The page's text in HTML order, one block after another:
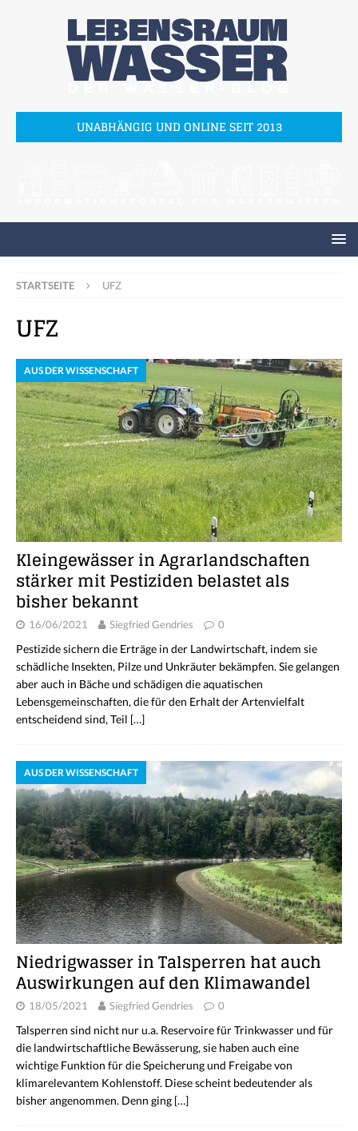
UNABHÄNGIG UND ONLINE SEIT 2013
STARTSEITE UFZ
UFZ
AUS DER WISSENSCHAFT
Kleingewässer in Agrarlandschaften
stärker mit Pestiziden belastet als
bisher bekannt
16/06/2021 Siegfried Gendries 0
Pestizide sichern die Erträge in der Landwirtschaft, indem sie
schädliche Insekten, Pilze und Unkräuter bekämpfen. Sie gelangen
aber auch in Bäche und schädigen die aquatischen
Lebensgemeinschaften, die für den Erhalt der Artenvielfalt
entscheidend sind, Teil […]
AUS DER WISSENSCHAFT
Niedrigwasser in Talsperren hat auch
Auswirkungen auf den Klimawandel
18/05/2021 Siegfried Gendries 0
Talsperren sind nicht nur u.a. Reservoire für Trinkwasser und für
die landwirtschaftliche Bewässerung, sie haben auch eine
wichtige Funktion für die Speicherung und Freigabe von
klimarelevantem Kohlenstoff. Diese scheint bedeutender als
bisher angenommen. Denn ging […]